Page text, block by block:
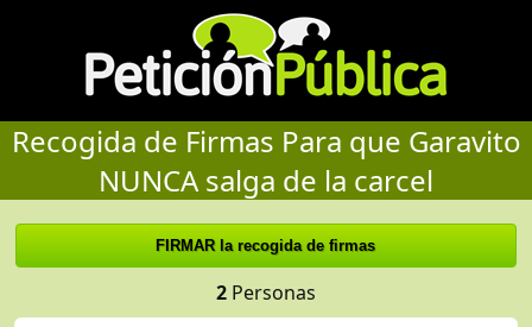
Recogida de Firmas Para que Garavito
NUNCA salga de la carcel
2 Personas